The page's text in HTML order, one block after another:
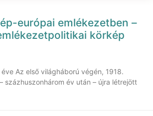
európai emlékezetben –
körkép
Az első világháború végén, 1918.
százhuszonhárom év után – újra létrejött